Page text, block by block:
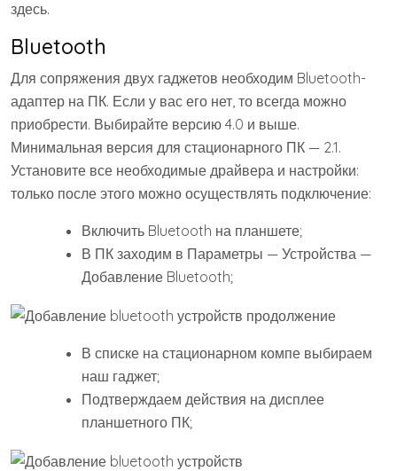
здесь.
Bluetooth
Для сопряжения двух гаджетов необходим Bluetooth-
адаптер на ПК. Если у вас его нет, то всегда можно
приобрести. Выбирайте версию 4.0 и выше.
Минимальная версия для стационарного ПК — 2.1.
Установите все необходимые драйвера и настройки:
только после этого можно осуществлять подключение:
Включить Bluetooth на планшете;
В ПК заходим в Параметры — Устройства —
Добавление Bluetooth;
В списке на стационарном компе выбираем
наш гаджет;
Подтверждаем действия на дисплее
планшетного ПК;